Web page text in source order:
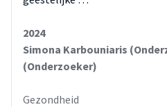
2024
Simona Karbouniaris
(Onderzoeker)
Gezondheid